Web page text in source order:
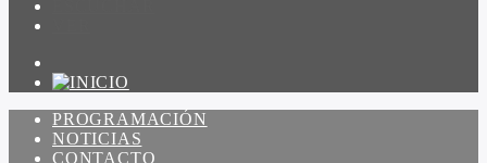
PROGRAMACIÓN
NOTICIAS
CONTACTO